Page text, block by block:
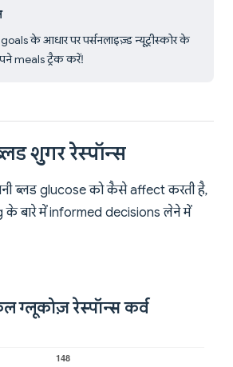
के आधार पर पर्सनलाइज़्ड न्यूट्रीस्कोर के
meals ट्रैक करें!
शुगर रेस्पॉन्स
ब्लड glucose को कैसे affect करती है,
बारे में informed decisions लेने में
ग्लूकोज़ रेस्पॉन्स कर्व